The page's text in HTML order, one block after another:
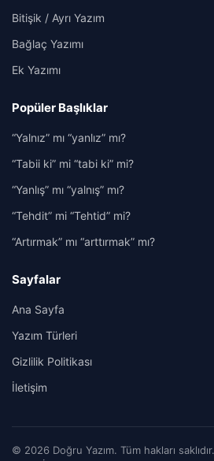
Bitişik / Ayrı Yazım
Bağlaç Yazımı
Ek Yazımı
Popüler Başlıklar
“Yalnız” mı “yanlız” mı?
“Tabii ki” mi “tabi ki” mi?
“Yanlış” mı “yalnış” mı?
“Tehdit” mi “Tehtid” mi?
“Artırmak” mı “arttırmak” mı?
Sayfalar
Ana Sayfa
Yazım Türleri
Gizlilik Politikası
İletişim
© 2026 Doğru Yazım. Tüm hakları saklıdır.